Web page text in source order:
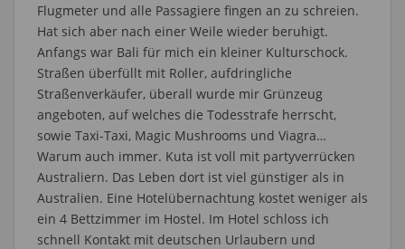
Flugmeter und alle Passagiere fingen an zu schreien.
Hat sich aber nach einer Weile wieder beruhigt.
Anfangs war Bali für mich ein kleiner Kulturschock.
Straßen überfüllt mit Roller, aufdringliche
Straßenverkäufer, überall wurde mir Grünzeug
angeboten, auf welches die Todesstrafe herrscht,
sowie Taxi-Taxi, Magic Mushrooms und Viagra…
Warum auch immer. Kuta ist voll mit partyverrücken
Australiern. Das Leben dort ist viel günstiger als in
Australien. Eine Hotelübernachtung kostet weniger als
ein 4 Bettzimmer im Hostel. Im Hotel schloss ich
schnell Kontakt mit deutschen Urlaubern und